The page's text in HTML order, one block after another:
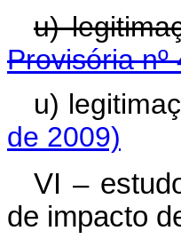
u)
Provisória
u)
de 2009)
VI –
de impacto